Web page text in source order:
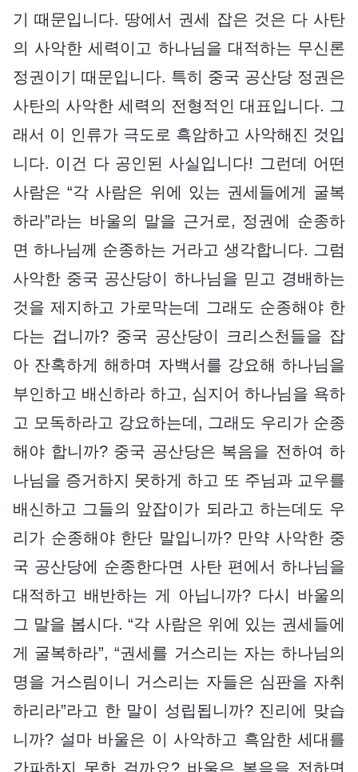
기 때문입니다. 땅에서 권세 잡은 것은 다 사탄
의 사악한 세력이고 하나님을 대적하는 무신론
정권이기 때문입니다. 특히 중국 공산당 정권은
사탄의 사악한 세력의 전형적인 대표입니다. 그
래서 이 인류가 극도로 흑암하고 사악해진 것입
니다. 이건 다 공인된 사실입니다! 그런데 어떤
사람은 “각 사람은 위에 있는 권세들에게 굴복
하라”라는 바울의 말을 근거로, 정권에 순종하
면 하나님께 순종하는 거라고 생각합니다. 그럼
사악한 중국 공산당이 하나님을 믿고 경배하는
것을 제지하고 가로막는데 그래도 순종해야 한
다는 겁니까? 중국 공산당이 크리스천들을 잡
아 잔혹하게 해하며 자백서를 강요해 하나님을
부인하고 배신하라 하고, 심지어 하나님을 욕하
고 모독하라고 강요하는데, 그래도 우리가 순종
해야 합니까? 중국 공산당은 복음을 전하여 하
나님을 증거하지 못하게 하고 또 주님과 교우를
배신하고 그들의 앞잡이가 되라고 하는데도 우
리가 순종해야 한단 말입니까? 만약 사악한 중
국 공산당에 순종한다면 사탄 편에서 하나님을
대적하고 배반하는 게 아닙니까? 다시 바울의
그 말을 봅시다. “각 사람은 위에 있는 권세들에
게 굴복하라”, “권세를 거스리는 자는 하나님의
명을 거스림이니 거스리는 자들은 심판을 자취
하리라”라고 한 말이 성립됩니까? 진리에 맞습
니까? 설마 바울은 이 사악하고 흑암한 세대를
간파하지 못한 걸까요? 바울은 복음을 전하면